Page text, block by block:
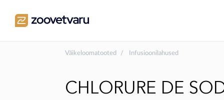
Väikeloomatooted Infusioonilahused
CHLORURE DE